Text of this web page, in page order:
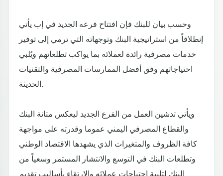
وحسب بيان للبنك فإن افتتاح فرعه الجديد في إب يأتي
إنطلاقاً من استراتيجية البنك وتوجهاته التي ترمي إلى توفير
خدمات مصرفية رائدة لعملائه بما يواكب تطلعاتهم ويُلبي
احتياجاتهم وفق أفضل الممارسات المصرفية والتقنيات
الحديثة.
ويأتي تدشين العمل من الفرع الجديد ليعكس متانة البنك
والقطاع المصرفي اليمني عموما وقدرته على مواجهة
كافة الظروف والمتغيرات الذي يشهدها الاقتصاد الوطني
وتطلعات البنك في التوسع والانتشار المستمر وسعياً من
البنك لتلبية احتياجات عملائه والارتقاء بأساليب تقديم